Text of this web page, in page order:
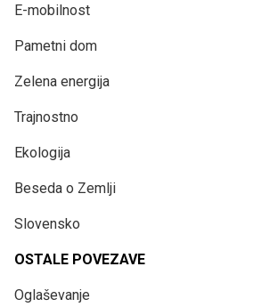
E-mobilnost
Pametni dom
Zelena energija
Trajnostno
Ekologija
Beseda o Zemlji
Slovensko
OSTALE POVEZAVE
Oglaševanje